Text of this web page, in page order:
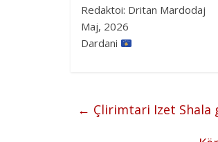
Redaktoi: Dritan Mardodaj
Maj, 2026
Dardani
← Çlirimtari Izet